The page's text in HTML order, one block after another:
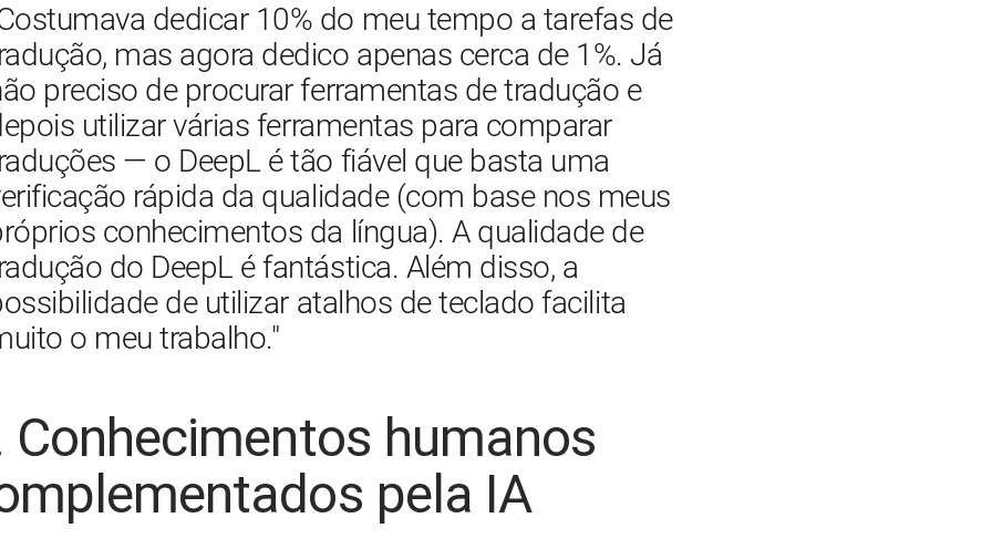
dedicar 10% do meu tempo a tarefas de
mas agora dedico apenas cerca de 1%. Já
preciso de procurar ferramentas de tradução e
utilizar várias ferramentas para comparar
— o DeepL é tão fiável que basta uma
rápida da qualidade (com base nos meus
conhecimentos da língua). A qualidade de
do DeepL é fantástica. Além disso, a
de utilizar atalhos de teclado facilita
Conhecimentos humanos
pela IA